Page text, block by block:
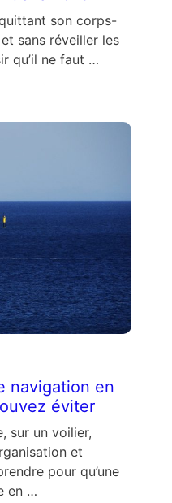
son corps-
sans réveiller les
qu’il ne faut …
navigation en
éviter
sur un voilier,
et
pour qu’une
en …